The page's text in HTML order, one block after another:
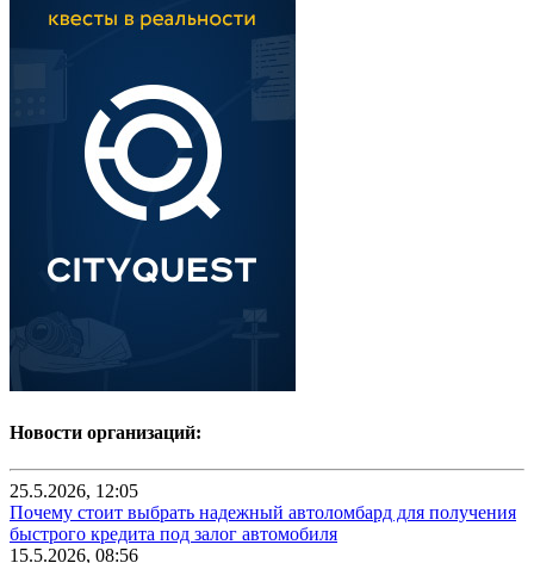
Новости организаций:
25.5.2026, 12:05
Почему стоит выбрать надежный автоломбард для получения
быстрого кредита под залог автомобиля
15.5.2026, 08:56